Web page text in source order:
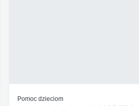
Pomoc dzieciom